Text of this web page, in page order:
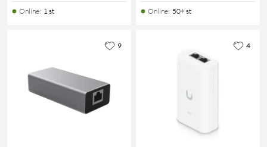
Online: 1 st Online: 50+ st
9 4